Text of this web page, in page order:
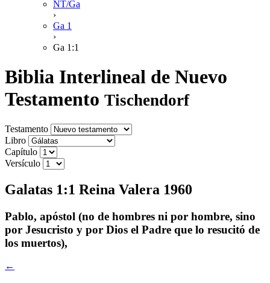
NT/Ga
›
Ga 1
›
Ga 1:1
Biblia Interlineal de Nuevo
Testamento Tischendorf
Testamento
Libro
Capítulo
Versículo
Galatas 1:1 Reina Valera 1960
Pablo, apóstol (no de hombres ni por hombre, sino
por Jesucristo y por Dios el Padre que lo resucitó de
los muertos),
←